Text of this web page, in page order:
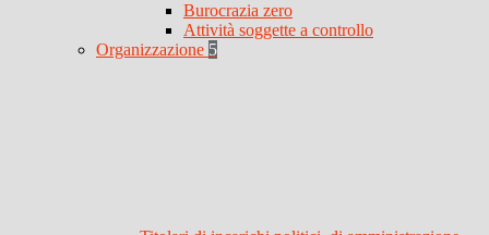
Burocrazia zero
Attività soggette a controllo
Organizzazione 5